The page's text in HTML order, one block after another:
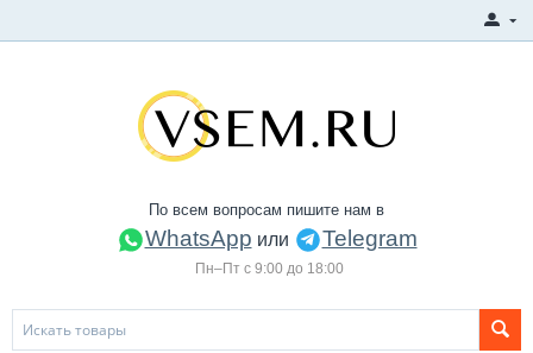
По всем вопросам пишите нам в
WhatsApp или Telegram
Пн–Пт с 9:00 до 18:00